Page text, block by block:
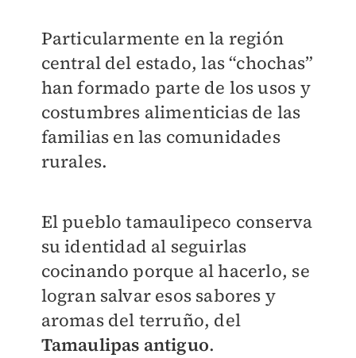
Particularmente en la región
central del estado, las “chochas”
han formado parte de los usos y
costumbres alimenticias de las
familias en las comunidades
rurales.
El pueblo tamaulipeco conserva
su identidad al seguirlas
cocinando porque al hacerlo, se
logran salvar esos sabores y
aromas del terruño, del
Tamaulipas antiguo.